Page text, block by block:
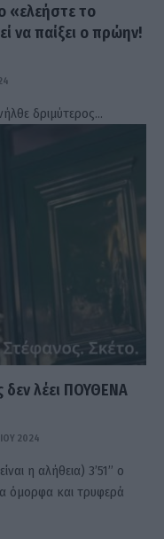
«ελεήστε το
να παίξει ο πρώην!
δριμύτερος…
λέει ΠΟΥΘΕΝΑ
2024
η αλήθεια) 3’51’’ ο
όμορφα και τρυφερά